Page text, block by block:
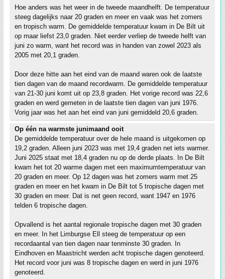
Hoe anders was het weer in de tweede maandhelft. De temperatuur
steeg dagelijks naar 20 graden en meer en vaak was het zomers
en tropisch warm. De gemiddelde temperatuur kwam in De Bilt uit
op maar liefst 23,0 graden. Niet eerder verliep de tweede helft van
juni zo warm, want het record was in handen van zowel 2023 als
2005 met 20,1 graden.
Door deze hitte aan het eind van de maand waren ook de laatste
tien dagen van de maand recordwarm. De gemiddelde temperatuur
van 21-30 juni komt uit op 23,8 graden. Het vorige record was 22,6
graden en werd gemeten in de laatste tien dagen van juni 1976.
Vorig jaar was het aan het eind van juni gemiddeld 20,6 graden.
Op één na warmste junimaand ooit
De gemiddelde temperatuur over de hele maand is uitgekomen op
19,2 graden. Alleen juni 2023 was met 19,4 graden net iets warmer.
Juni 2025 staat met 18,4 graden nu op de derde plaats. In De Bilt
kwam het tot 20 warme dagen met een maximumtemperatuur van
20 graden en meer. Op 12 dagen was het zomers warm met 25
graden en meer en het kwam in De Bilt tot 5 tropische dagen met
30 graden en meer. Dat is net geen record, want 1947 en 1976
telden 6 tropische dagen.
Opvallend is het aantal regionale tropische dagen met 30 graden
en meer. In het Limburgse Ell steeg de temperatuur op een
recordaantal van tien dagen naar tenminste 30 graden. In
Eindhoven en Maastricht werden acht tropische dagen genoteerd.
Het record voor juni was 8 tropische dagen en werd in juni 1976
genoteerd.